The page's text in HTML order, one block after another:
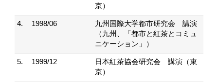
京）
4. 1998/06
九州国際大学都市研究会 講演
（九州、「都市と紅茶とコミュ
ニケーション」）
5. 1999/12
日本紅茶協会研究会 講演（東
京）